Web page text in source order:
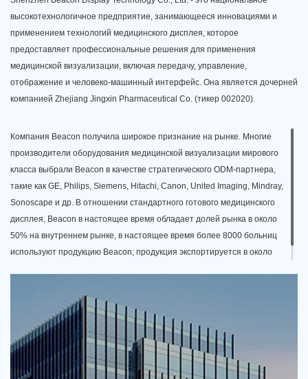
высокотехнологичное предприятие, занимающееся инновациями и
применением технологий медицинского дисплея, которое
предоставляет профессиональные решения для применения
медицинской визуализации, включая передачу, управление,
отображение и человеко-машинный интерфейс. Она является дочерней
компанией Zhejiang Jingxin Pharmaceutical Co. (тикер 002020).
Компания Beacon получила широкое признание на рынке. Многие
производители оборудования медицинской визуализации мирового
класса выбрали Beacon в качестве стратегического ODM-партнера,
такие как GE, Philips, Siemens, Hitachi, Canon, United Imaging, Mindray,
Sonoscape и др. В отношении стандартного готового медицинского
дисплея, Beacon в настоящее время обладает долей рынка в около
50% на внутреннем рынке, в настоящее время более 8000 больниц
используют продукцию Beacon; продукция экспортируется в около